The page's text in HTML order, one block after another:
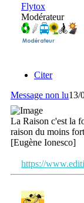
Flytox
Modérateur
Citer
Message non lu13/
La Raison c'est la
raison du moins
[Eugène Ionesco]
https://